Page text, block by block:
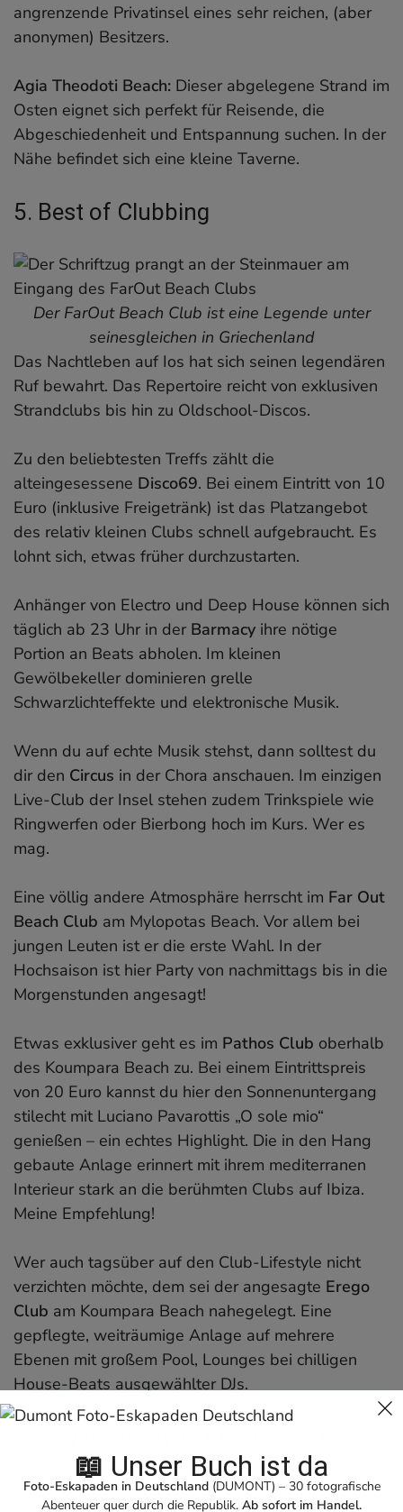
angrenzende Privatinsel eines sehr reichen, (aber
anonymen) Besitzers.
Agia Theodoti Beach: Dieser abgelegene Strand im
Osten eignet sich perfekt für Reisende, die
Abgeschiedenheit und Entspannung suchen. In der
Nähe befindet sich eine kleine Taverne.
5. Best of Clubbing
Der FarOut Beach Club ist eine Legende unter
seinesgleichen in Griechenland
Das Nachtleben auf Ios hat sich seinen legendären
Ruf bewahrt. Das Repertoire reicht von exklusiven
Strandclubs bis hin zu Oldschool-Discos.
Zu den beliebtesten Treffs zählt die
alteingesessene Disco69. Bei einem Eintritt von 10
Euro (inklusive Freigetränk) ist das Platzangebot
des relativ kleinen Clubs schnell aufgebraucht. Es
lohnt sich, etwas früher durchzustarten.
Anhänger von Electro und Deep House können sich
täglich ab 23 Uhr in der Barmacy ihre nötige
Portion an Beats abholen. Im kleinen
Gewölbekeller dominieren grelle
Schwarzlichteffekte und elektronische Musik.
Wenn du auf echte Musik stehst, dann solltest du
dir den Circus in der Chora anschauen. Im einzigen
Live-Club der Insel stehen zudem Trinkspiele wie
Ringwerfen oder Bierbong hoch im Kurs. Wer es
mag.
Eine völlig andere Atmosphäre herrscht im Far Out
Beach Club am Mylopotas Beach. Vor allem bei
jungen Leuten ist er die erste Wahl. In der
Hochsaison ist hier Party von nachmittags bis in die
Morgenstunden angesagt!
Etwas exklusiver geht es im Pathos Club oberhalb
des Koumpara Beach zu. Bei einem Eintrittspreis
von 20 Euro kannst du hier den Sonnenuntergang
stilecht mit Luciano Pavarottis „O sole mio“
genießen – ein echtes Highlight. Die in den Hang
gebaute Anlage erinnert mit ihrem mediterranen
Interieur stark an die berühmten Clubs auf Ibiza.
Meine Empfehlung!
Wer auch tagsüber auf den Club-Lifestyle nicht
verzichten möchte, dem sei der angesagte Erego
Club am Koumpara Beach nahegelegt. Eine
gepflegte, weiträumige Anlage auf mehrere
Ebenen mit großem Pool, Lounges bei chilligen
House-Beats ausgewählter DJs.
📖 Unser Buch ist da
Foto-Eskapaden in Deutschland(DUMONT) – 30 fotografische
Abenteuer quer durch die Republik. Ab sofort im Handel.